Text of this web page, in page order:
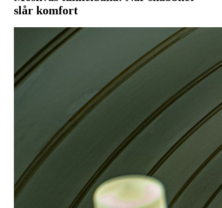
slår komfort